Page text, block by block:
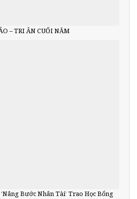
– TRI ÂN CUỐI NĂM
Bước Nhân Tài’ Trao Học Bổng